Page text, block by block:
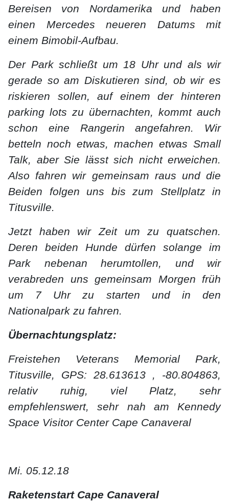
Bereisen von Nordamerika und haben
einen Mercedes neueren Datums mit
einem Bimobil-Aufbau.
Der Park schließt um 18 Uhr und als wir
gerade so am Diskutieren sind, ob wir es
riskieren sollen, auf einem der hinteren
parking lots zu übernachten, kommt auch
schon eine Rangerin angefahren. Wir
betteln noch etwas, machen etwas Small
Talk, aber Sie lässt sich nicht erweichen.
Also fahren wir gemeinsam raus und die
Beiden folgen uns bis zum Stellplatz in
Titusville.
Jetzt haben wir Zeit um zu quatschen.
Deren beiden Hunde dürfen solange im
Park nebenan herumtollen, und wir
verabreden uns gemeinsam Morgen früh
um 7 Uhr zu starten und in den
Nationalpark zu fahren.
Übernachtungsplatz:
Freistehen
Veterans Memorial Park,
Titusville, GPS: 28.613613 , -80.804863,
relativ ruhig, viel Platz, sehr
empfehlenswert, sehr nah am Kennedy
Space Visitor Center Cape Canaveral
Mi. 05.12.18
Raketenstart Cape Canaveral